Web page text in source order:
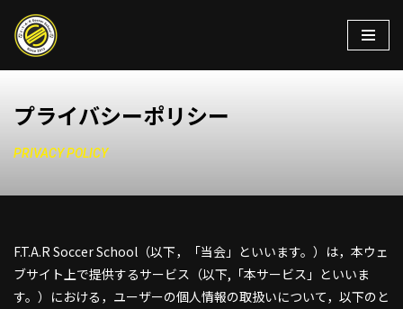
コ
ン
ン
へ
プ
プライバシーポリシー
PRIVACY POLICY
F.T.A.R Soccer School（以下，「当会」といいます。）は，本ウェ
ブサイト上で提供するサービス（以下,「本サービス」といいま
す。）における，ユーザーの個人情報の取扱いについて，以下のと